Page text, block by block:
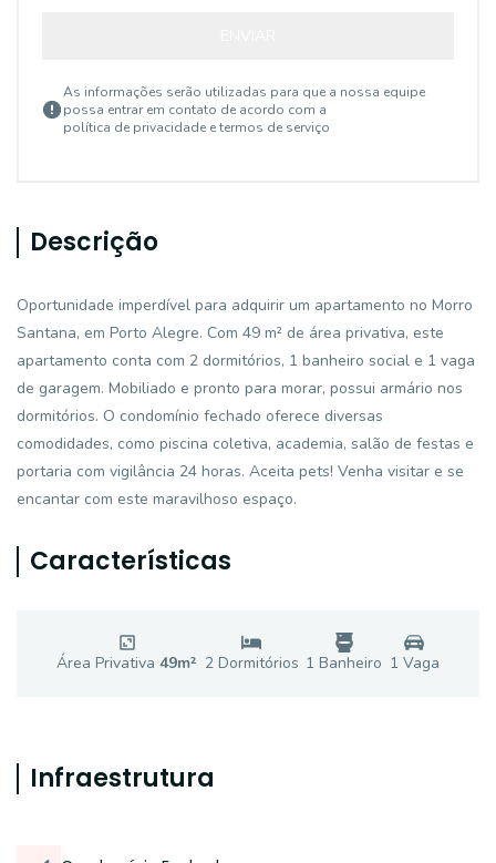
As informações serão utilizadas para que a nossa equipe
possa entrar em contato de acordo com a
política de privacidade e termos de serviço
Descrição
Oportunidade imperdível para adquirir um apartamento no Morro
Santana, em Porto Alegre. Com 49 m² de área privativa, este
apartamento conta com 2 dormitórios, 1 banheiro social e 1 vaga
de garagem. Mobiliado e pronto para morar, possui armário nos
dormitórios. O condomínio fechado oferece diversas
comodidades, como piscina coletiva, academia, salão de festas e
portaria com vigilância 24 horas. Aceita pets! Venha visitar e se
encantar com este maravilhoso espaço.
Características
Área Privativa49m² 2Dormitórios 1 Banheiro 1 Vaga
Infraestrutura